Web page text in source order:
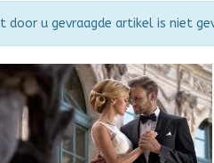
door u gevraagde artikel is niet